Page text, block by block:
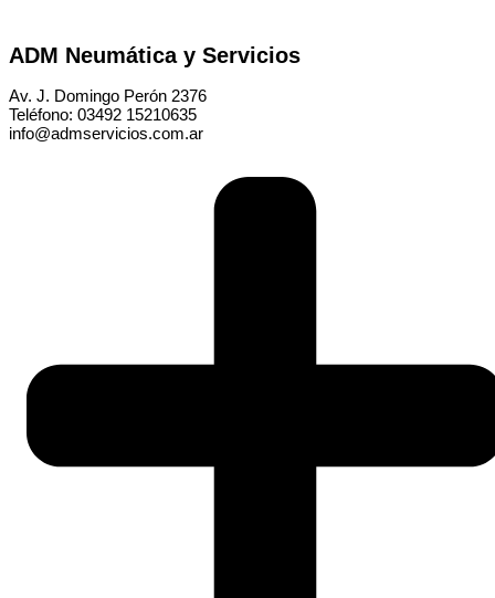
ADM Neumática y Servicios
Av. J. Domingo Perón 2376
Teléfono: 03492 15210635
info@admservicios.com.ar